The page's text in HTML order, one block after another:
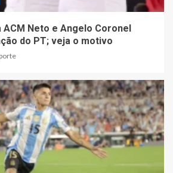
ACM Neto e Angelo Coronel
do PT; veja o motivo